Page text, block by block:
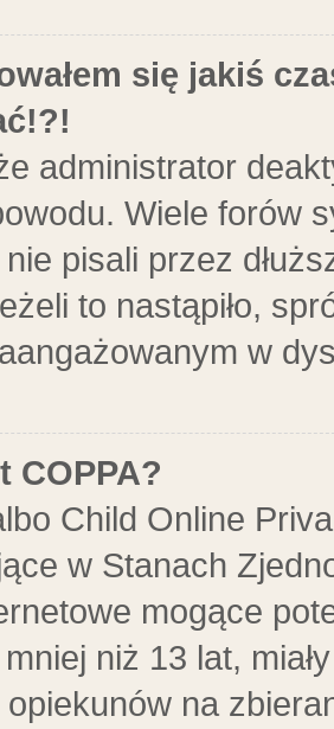
się jakiś
administrator
Wiele forów
pisali przez
to nastąpiło,
w
COPPA?
Child Online
w Stanach
mogące
niż 13 lat,
na